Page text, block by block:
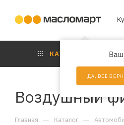
Ваш
ДА, ВСЕ
КАТАЛОГ
Воздушный
Главная — Каталог —